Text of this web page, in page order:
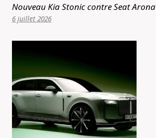
Nouveau Kia Stonic contre Seat Arona
6 juillet 2026